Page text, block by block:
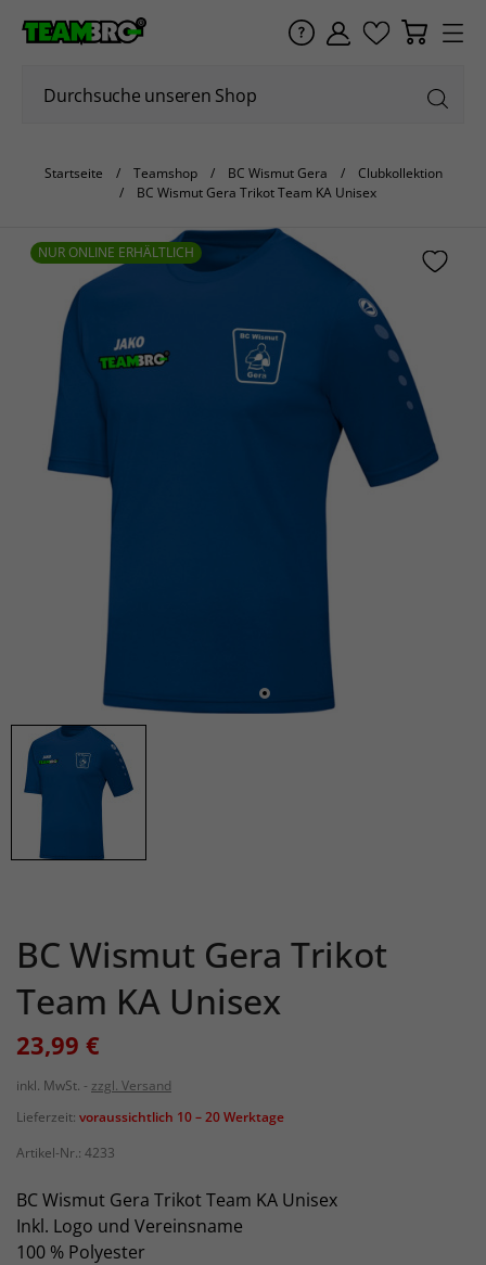
Startseite Teamshop BC Wismut Gera
Clubkollektion
BC Wismut Gera Trikot Team KA Unisex
NUR ONLINE ERHÄLTLICH
BC Wismut Gera Trikot
Team KA Unisex
23,99 €
inkl. MwSt.
zzgl. Versand
Lieferzeit: voraussichtlich 10 – 20 Werktage
Artikel-Nr.: 4233
BC Wismut Gera Trikot Team KA Unisex
Inkl. Logo und Vereinsname
100 % Polyester